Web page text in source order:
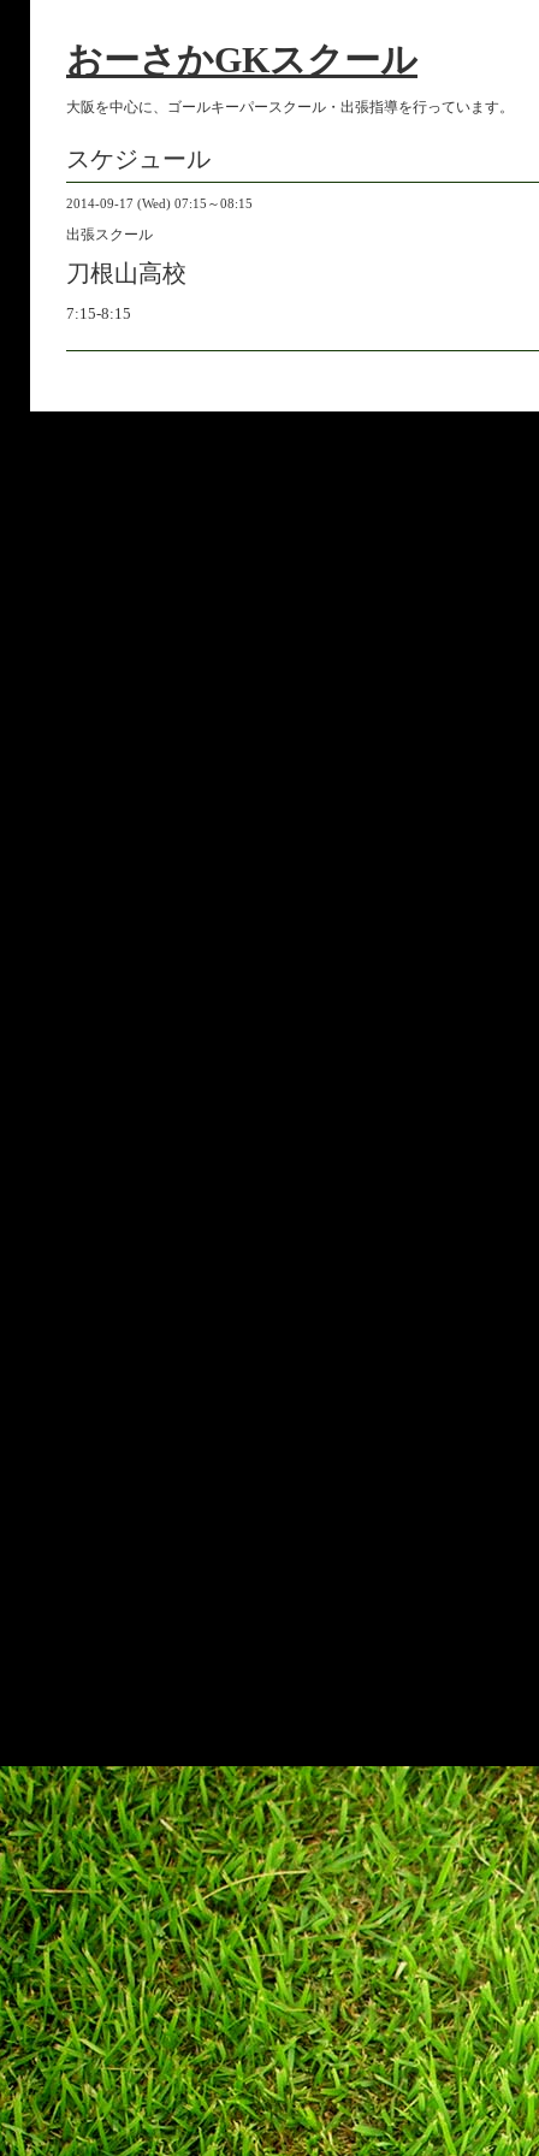
おーさかGKスクール
大阪を中心に、ゴールキーパースクール・出張指導を行っています。
スケジュール
2014-09-17 (Wed) 07:15～08:15
出張スクール
刀根山高校
7:15-8:15